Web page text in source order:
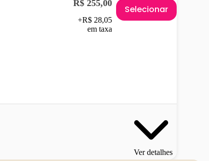
R$ 255,00
+R$ 28,05
em taxa
Selecionar
Ver detalhes